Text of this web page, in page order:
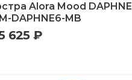
быстрый просмотр
Alora Mood DAPHNE
DAPHNE6-MB
625 ₽